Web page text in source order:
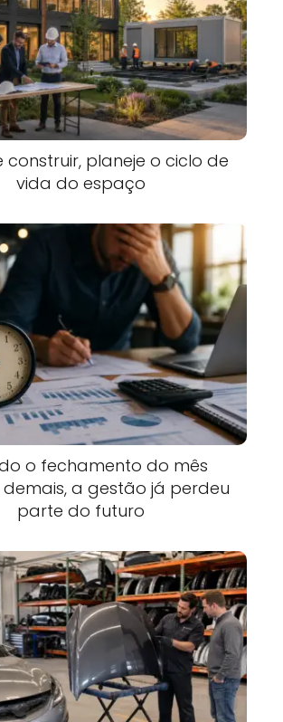
construir, planeje o ciclo de
vida do espaço
o fechamento do mês
a gestão já perdeu
parte do futuro